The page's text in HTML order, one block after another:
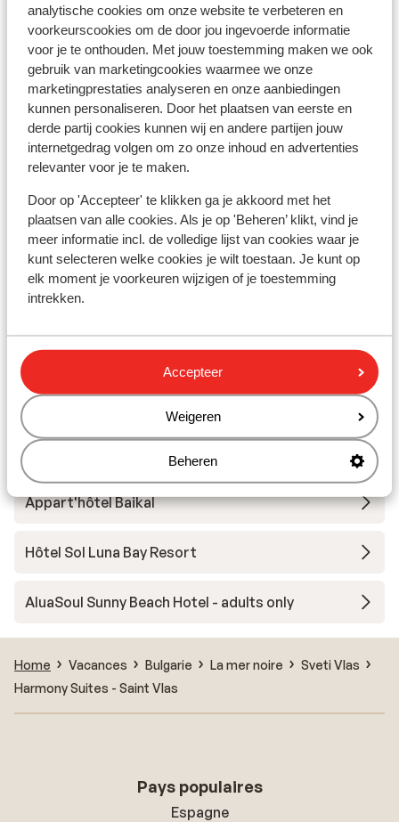
analytische cookies om onze website te verbeteren en
voorkeurscookies om de door jou ingevoerde informatie
voor je te onthouden. Met jouw toestemming maken we ook
gebruik van marketingcookies waarmee we onze
marketingprestaties analyseren en onze aanbiedingen
kunnen personaliseren. Door het plaatsen van eerste en
derde partij cookies kunnen wij en andere partijen jouw
internetgedrag volgen om zo onze inhoud en advertenties
relevanter voor je te maken.
Door op 'Accepteer' te klikken ga je akkoord met het
plaatsen van alle cookies. Als je op 'Beheren’ klikt, vind je
meer informatie incl. de volledige lijst van cookies waar je
kunt selecteren welke cookies je wilt toestaan. Je kunt op
elk moment je voorkeuren wijzigen of je toestemming
intrekken.
Accepteer
Weigeren
Beheren
Hôtel Marina Palace affilié à Melia - Adults only
Hôtel Tiara Beach
Secrets Sunny Beach Resort & Spa - réservé aux
adultes
Hôtel Wave Resort
Hotel HVD Club Bor
Hôtel Alua Helios Bay
Hôtel Melia Sunny Beach Resort
Appart'hôtel Premier Fort Beach
HVD Miramar Club Hotel
Appart'hôtel Baikal
Hôtel Sol Luna Bay Resort
AluaSoul Sunny Beach Hotel - adults only
Home Vacances Bulgarie La mer noire
Sveti Vlas
Harmony Suites - Saint Vlas
Pays populaires
Espagne